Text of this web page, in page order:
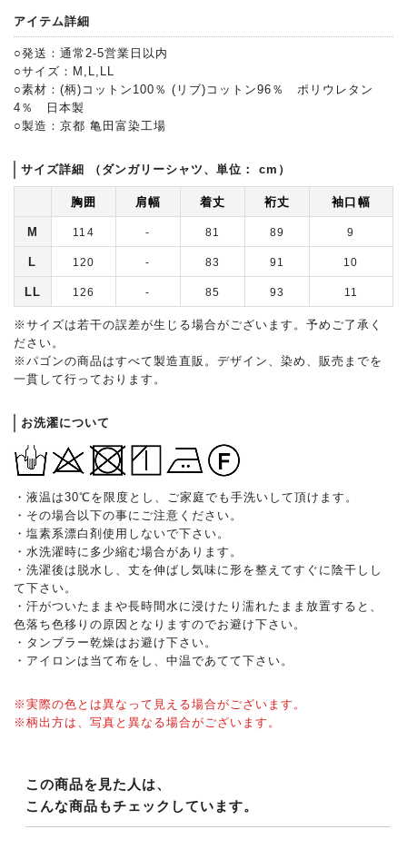
アイテム詳細
○発送：通常2-5営業日以内
○サイズ：M,L,LL
○素材：(柄)コットン100％ (リブ)コットン96％ ポリウレタン
4％ 日本製
○製造：京都 亀田富染工場
サイズ詳細 （ダンガリーシャツ、単位： cm）
胸囲 肩幅 着丈 裄丈 袖口幅
M 114 - 81 89 9
L 120 - 83 91 10
LL 126 - 85 93 11
※サイズは若干の誤差が生じる場合がございます。予めご了承く
ださい。
※パゴンの商品はすべて製造直販。デザイン、染め、販売までを
一貫して行っております。
お洗濯について
・液温は30℃を限度とし、ご家庭でも手洗いして頂けます。
・その場合以下の事にご注意ください。
・塩素系漂白剤使用しないで下さい。
・水洗濯時に多少縮む場合があります。
・洗濯後は脱水し、丈を伸ばし気味に形を整えてすぐに陰干しし
て下さい。
・汗がついたままや長時間水に浸けたり濡れたまま放置すると、
色落ち色移りの原因となりますのでお避け下さい。
・タンブラー乾燥はお避け下さい。
・アイロンは当て布をし、中温であてて下さい。
※実際の色とは異なって見える場合がございます。
※柄出方は、写真と異なる場合がございます。
この商品を見た人は、
こんな商品もチェックしています。